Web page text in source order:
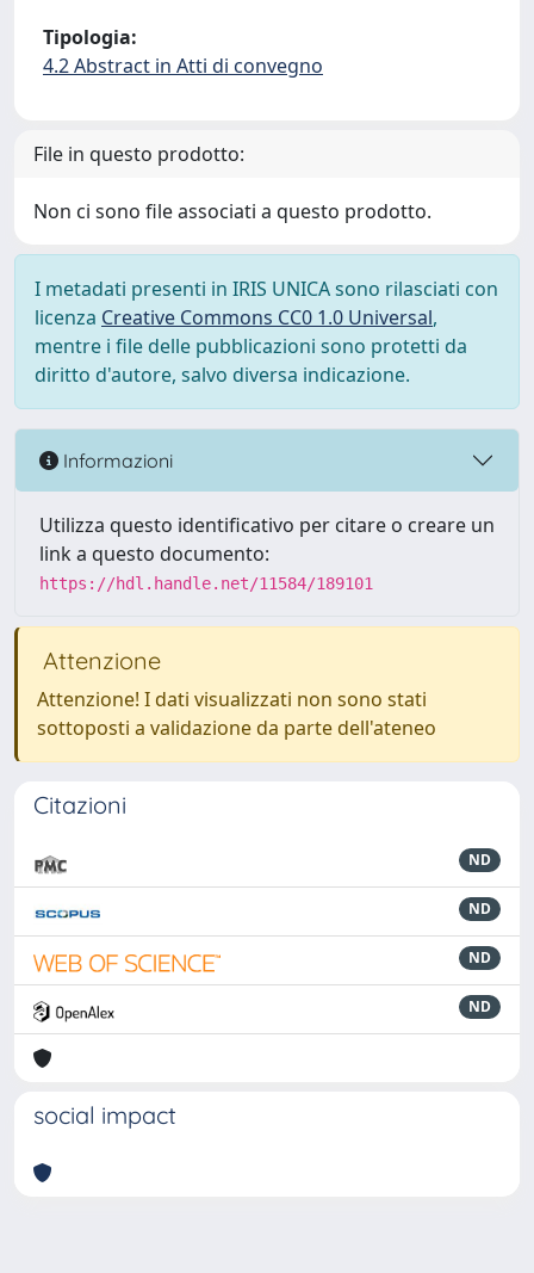
Tipologia:
4.2 Abstract in Atti di convegno
File in questo prodotto:
Non ci sono file associati a questo prodotto.
I metadati presenti in IRIS UNICA sono rilasciati con
licenza Creative Commons CC0 1.0 Universal,
mentre i file delle pubblicazioni sono protetti da
diritto d'autore, salvo diversa indicazione.
Informazioni
Utilizza questo identificativo per citare o creare un
link a questo documento:
https://hdl.handle.net/11584/189101
Attenzione
Attenzione! I dati visualizzati non sono stati
sottoposti a validazione da parte dell'ateneo
Citazioni
ND
ND
ND
ND
social impact